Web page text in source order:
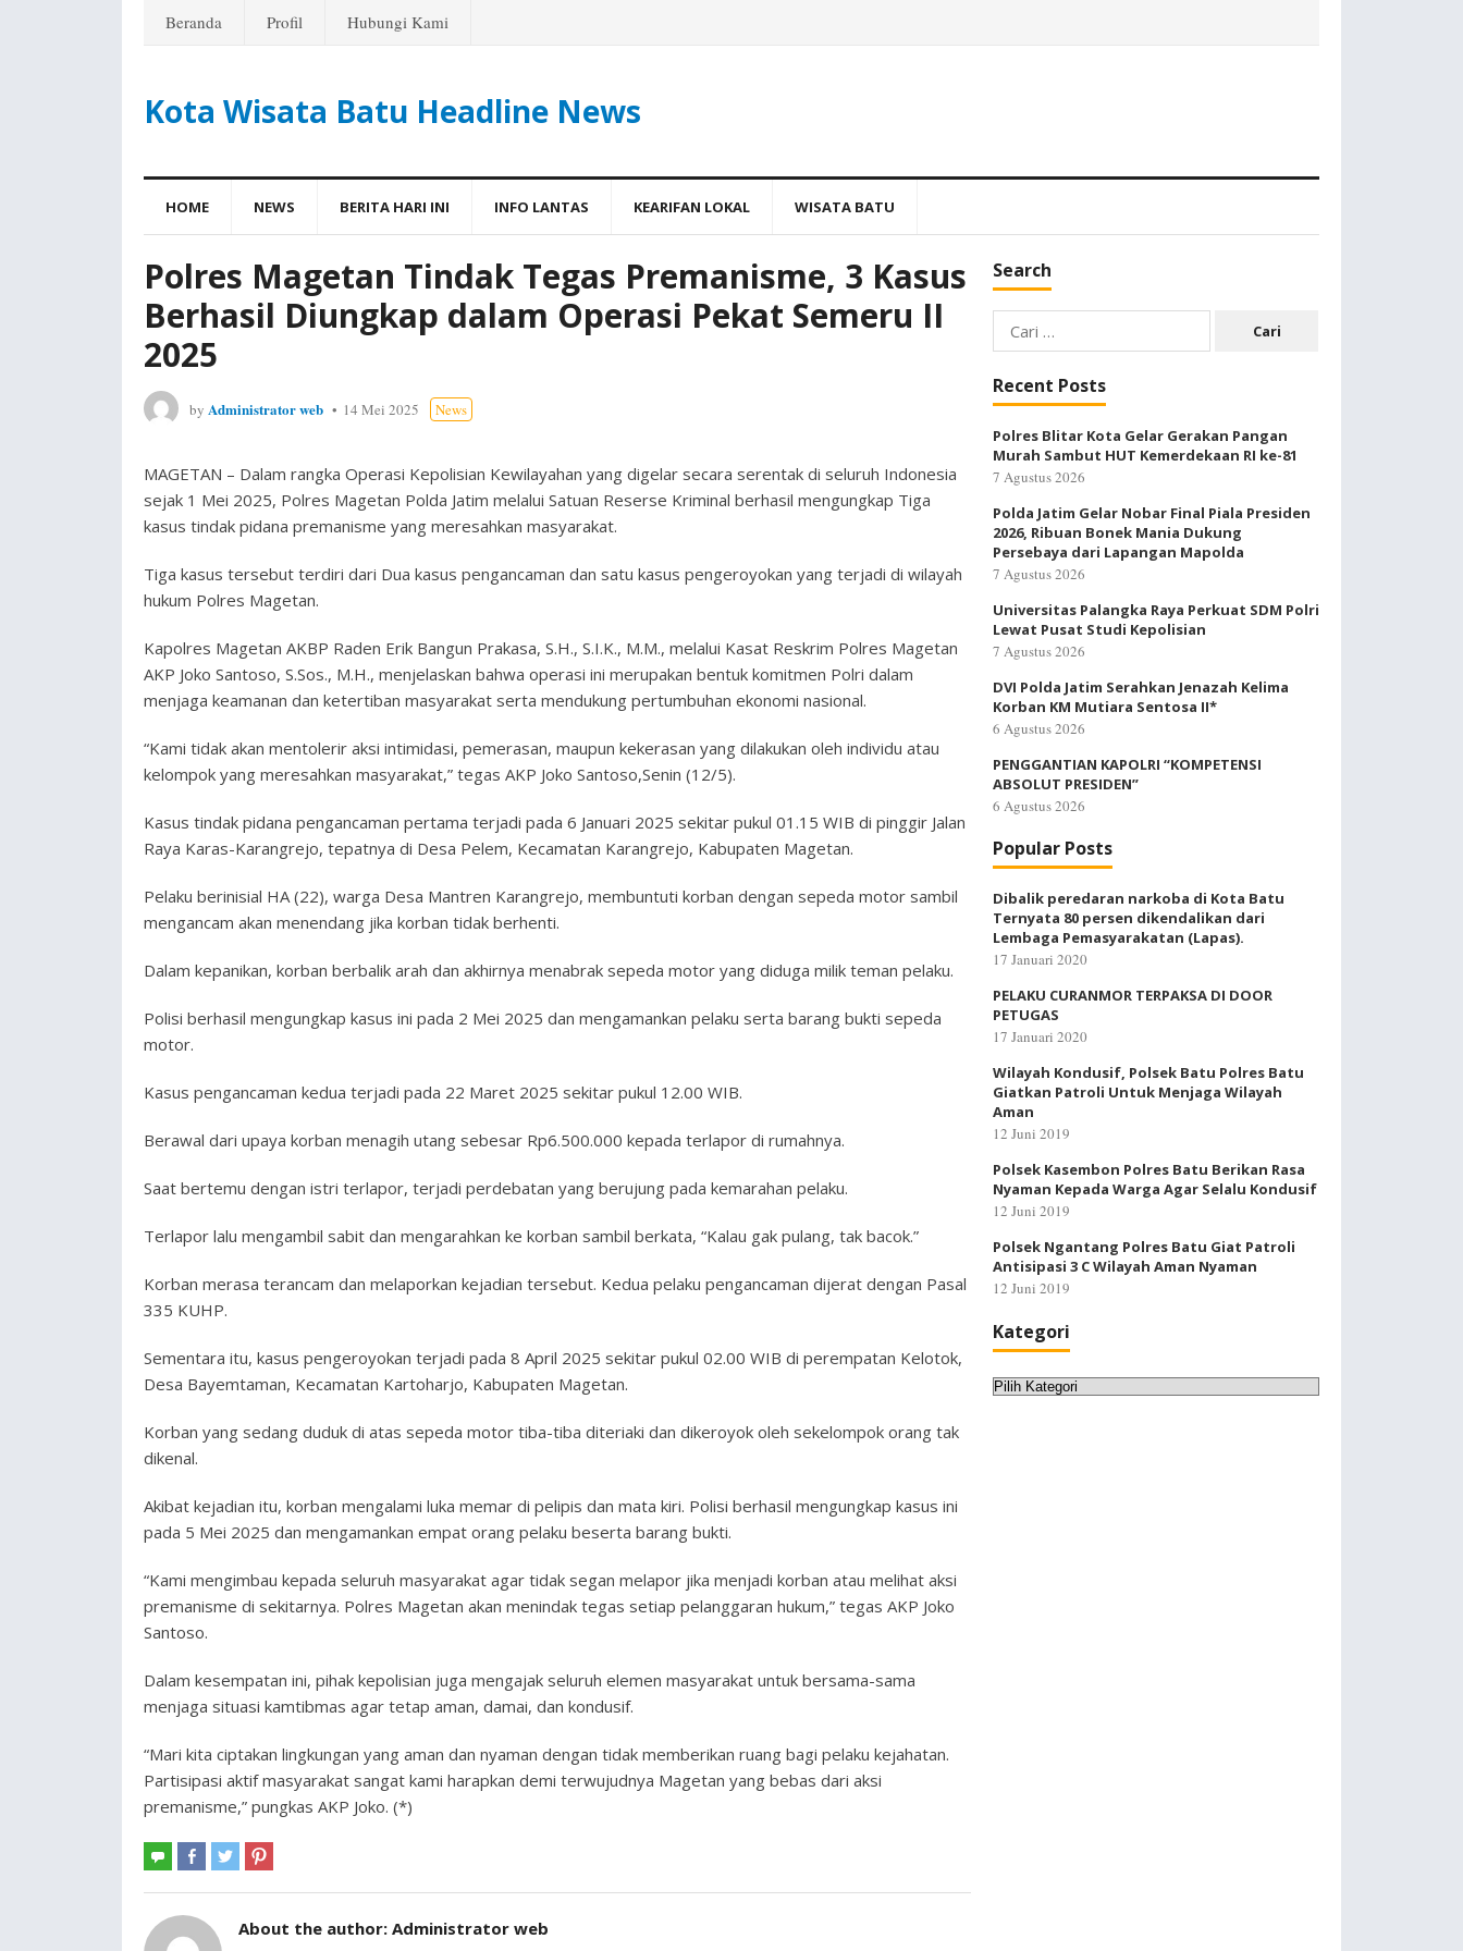
Beranda Profil Hubungi Kami
Kota Wisata Batu Headline News
HOME NEWS BERITA HARI INI INFO LANTAS KEARIFAN LOKAL WISATA BATU
Polres Magetan Tindak Tegas Premanisme, 3 Kasus
Berhasil Diungkap dalam Operasi Pekat Semeru II
2025
by Administrator web 14 Mei 2025 News
MAGETAN – Dalam rangka Operasi Kepolisian Kewilayahan yang digelar secara serentak di seluruh Indonesia
sejak 1 Mei 2025, Polres Magetan Polda Jatim melalui Satuan Reserse Kriminal berhasil mengungkap Tiga
kasus tindak pidana premanisme yang meresahkan masyarakat.
Tiga kasus tersebut terdiri dari Dua kasus pengancaman dan satu kasus pengeroyokan yang terjadi di wilayah
hukum Polres Magetan.
Kapolres Magetan AKBP Raden Erik Bangun Prakasa, S.H., S.I.K., M.M., melalui Kasat Reskrim Polres Magetan
AKP Joko Santoso, S.Sos., M.H., menjelaskan bahwa operasi ini merupakan bentuk komitmen Polri dalam
menjaga keamanan dan ketertiban masyarakat serta mendukung pertumbuhan ekonomi nasional.
“Kami tidak akan mentolerir aksi intimidasi, pemerasan, maupun kekerasan yang dilakukan oleh individu atau
kelompok yang meresahkan masyarakat,” tegas AKP Joko Santoso,Senin (12/5).
Kasus tindak pidana pengancaman pertama terjadi pada 6 Januari 2025 sekitar pukul 01.15 WIB di pinggir Jalan
Raya Karas-Karangrejo, tepatnya di Desa Pelem, Kecamatan Karangrejo, Kabupaten Magetan.
Pelaku berinisial HA (22), warga Desa Mantren Karangrejo, membuntuti korban dengan sepeda motor sambil
mengancam akan menendang jika korban tidak berhenti.
Dalam kepanikan, korban berbalik arah dan akhirnya menabrak sepeda motor yang diduga milik teman pelaku.
Polisi berhasil mengungkap kasus ini pada 2 Mei 2025 dan mengamankan pelaku serta barang bukti sepeda
motor.
Kasus pengancaman kedua terjadi pada 22 Maret 2025 sekitar pukul 12.00 WIB.
Berawal dari upaya korban menagih utang sebesar Rp6.500.000 kepada terlapor di rumahnya.
Saat bertemu dengan istri terlapor, terjadi perdebatan yang berujung pada kemarahan pelaku.
Terlapor lalu mengambil sabit dan mengarahkan ke korban sambil berkata, “Kalau gak pulang, tak bacok.”
Korban merasa terancam dan melaporkan kejadian tersebut. Kedua pelaku pengancaman dijerat dengan Pasal
335 KUHP.
Sementara itu, kasus pengeroyokan terjadi pada 8 April 2025 sekitar pukul 02.00 WIB di perempatan Kelotok,
Desa Bayemtaman, Kecamatan Kartoharjo, Kabupaten Magetan.
Korban yang sedang duduk di atas sepeda motor tiba-tiba diteriaki dan dikeroyok oleh sekelompok orang tak
dikenal.
Akibat kejadian itu, korban mengalami luka memar di pelipis dan mata kiri. Polisi berhasil mengungkap kasus ini
pada 5 Mei 2025 dan mengamankan empat orang pelaku beserta barang bukti.
“Kami mengimbau kepada seluruh masyarakat agar tidak segan melapor jika menjadi korban atau melihat aksi
premanisme di sekitarnya. Polres Magetan akan menindak tegas setiap pelanggaran hukum,” tegas AKP Joko
Santoso.
Dalam kesempatan ini, pihak kepolisian juga mengajak seluruh elemen masyarakat untuk bersama-sama
menjaga situasi kamtibmas agar tetap aman, damai, dan kondusif.
“Mari kita ciptakan lingkungan yang aman dan nyaman dengan tidak memberikan ruang bagi pelaku kejahatan.
Partisipasi aktif masyarakat sangat kami harapkan demi terwujudnya Magetan yang bebas dari aksi
premanisme,” pungkas AKP Joko. (*)
About the author: Administrator web
Search
Cari
untuk:
Recent Posts
Polres Blitar Kota Gelar Gerakan Pangan
Murah Sambut HUT Kemerdekaan RI ke-81
7 Agustus 2026
Polda Jatim Gelar Nobar Final Piala Presiden
2026, Ribuan Bonek Mania Dukung
Persebaya dari Lapangan Mapolda
7 Agustus 2026
Universitas Palangka Raya Perkuat SDM Polri
Lewat Pusat Studi Kepolisian
7 Agustus 2026
DVI Polda Jatim Serahkan Jenazah Kelima
Korban KM Mutiara Sentosa II*
6 Agustus 2026
PENGGANTIAN KAPOLRI “KOMPETENSI
ABSOLUT PRESIDEN”
6 Agustus 2026
Popular Posts
Dibalik peredaran narkoba di Kota Batu
Ternyata 80 persen dikendalikan dari
Lembaga Pemasyarakatan (Lapas).
17 Januari 2020
PELAKU CURANMOR TERPAKSA DI DOOR
PETUGAS
17 Januari 2020
Wilayah Kondusif, Polsek Batu Polres Batu
Giatkan Patroli Untuk Menjaga Wilayah
Aman
12 Juni 2019
Polsek Kasembon Polres Batu Berikan Rasa
Nyaman Kepada Warga Agar Selalu Kondusif
12 Juni 2019
Polsek Ngantang Polres Batu Giat Patroli
Antisipasi 3 C Wilayah Aman Nyaman
12 Juni 2019
Kategori
Kategori